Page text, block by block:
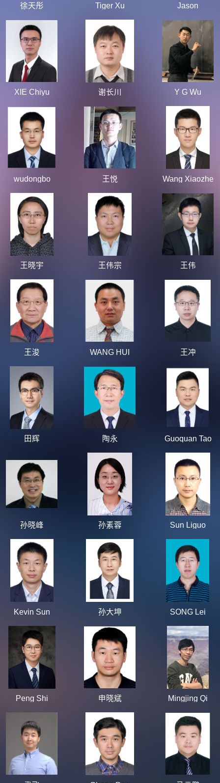
徐天彤 Tiger Xu Jason
XIE Chiyu 谢长川 Y G Wu
wudongbo 王悦 Wang Xiaozhe
王晓宇 王伟宗 王伟
王浚 WANG HUI 王冲
田辉 陶永 Guoquan Tao
孙晓峰 孙素蓉 Sun Liguo
Kevin Sun 孙大坤 SONG Lei
Peng Shi 申晓斌 Mingjing Qi